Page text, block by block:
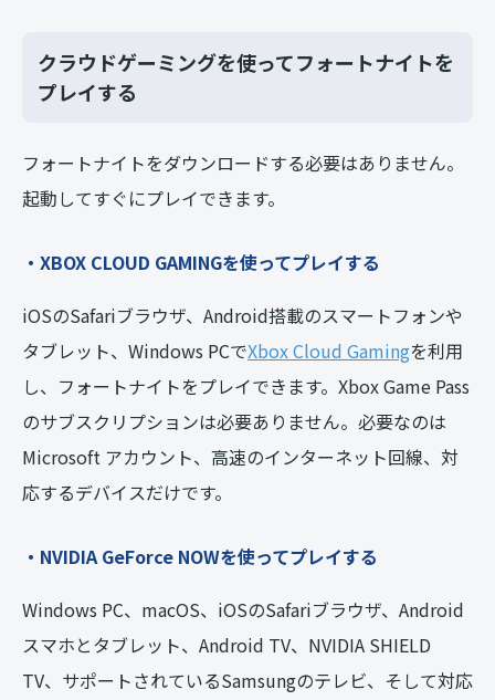
クラウドゲーミングを使ってフォートナイトを
プレイする
フォートナイトをダウンロードする必要はありません。
起動してすぐにプレイできます。
・XBOX CLOUD GAMINGを使ってプレイする
iOSのSafariブラウザ、Android搭載のスマートフォンや
タブレット、Windows PCでXbox Cloud Gamingを利用
し、フォートナイトをプレイできます。Xbox Game Pass
のサブスクリプションは必要ありません。必要なのは
Microsoft アカウント、高速のインターネット回線、対
応するデバイスだけです。
・NVIDIA GeForce NOWを使ってプレイする
Windows PC、macOS、iOSのSafariブラウザ、Android
スマホとタブレット、Android TV、NVIDIA SHIELD
TV、サポートされているSamsungのテレビ、そして対応